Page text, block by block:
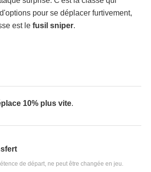
pour se déplacer furtivement,
est le fusil sniper.
10% plus vite.
de départ, ne peut être changée en jeu.